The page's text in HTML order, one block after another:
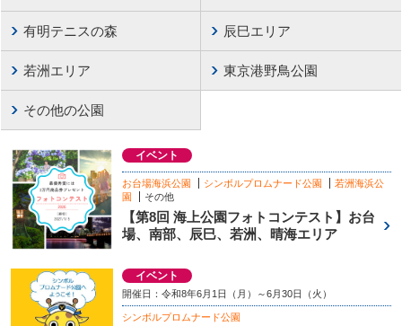
有明テニスの森 辰巳エリア
若洲エリア 東京港野鳥公園
その他の公園
イベント
お台場海浜公園 シンボルプロムナード公園
若洲海浜公
園
その他
【第8回 海上公園フォトコンテスト】お台
場、南部、辰巳、若洲、晴海エリア
イベント
開催日：令和8年6月1日（月）～6月30日（火）
シンボルプロムナード公園